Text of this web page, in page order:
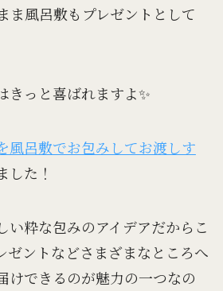
ま風呂敷もプレゼントとして
きっと喜ばれますよ✨
風呂敷でお包みしてお渡しす
した！
い粋な包みのアイデアだからこ
ゼントなどさまざまなところへ
けできるのが魅力の一つなの